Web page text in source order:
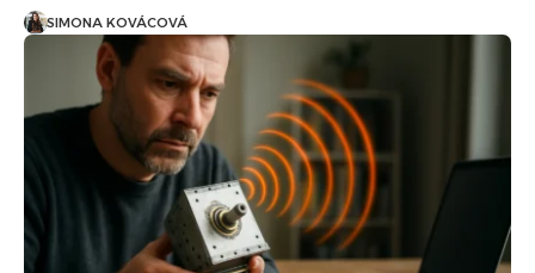
SIMONA KOVÁCOVÁ